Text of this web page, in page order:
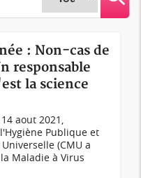
: Non-cas de
responsable
la science
aout 2021,
Publique et
(CMU a
Maladie à Virus